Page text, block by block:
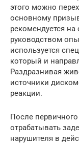
этого можно
основному
рекомендуется
руководством
используется
который и
Раздразнивая
источники
реакции.
После
отрабатывать
нарушителя в